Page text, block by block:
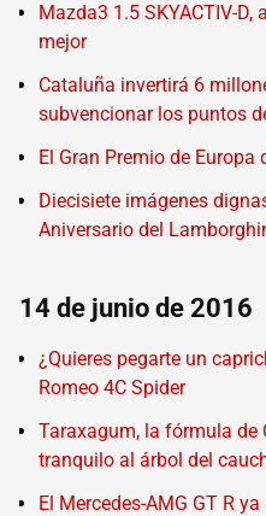
Mazda3 1.5 SKYACTIV-
mejor
Cataluña invertirá 6
subvencionar los puntos
El Gran Premio de Europa
Diecisiete imágenes
Aniversario del
14 de junio de 2016
¿Quieres pegarte un
Romeo 4C Spider
Taraxagum, la fórmula de
tranquilo al árbol del
El Mercedes-AMG GT R